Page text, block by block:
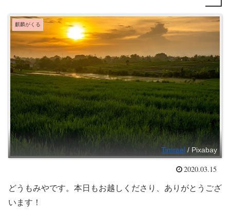
麒麟がくる
Timrael / Pixabay
2020.03.15
どうもみやです。本日もお越しくださり、ありがとうござ
います！